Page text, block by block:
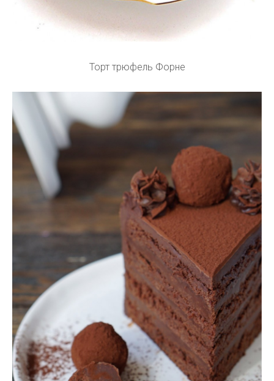
Торт трюфель Форне